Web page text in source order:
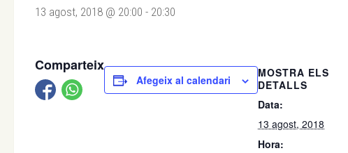
13 agost, 2018 @ 20:00 - 20:30
Comparteix
Afegeix al calendari
MOSTRA ELS
DETALLS
Data:
13 agost, 2018
Hora: